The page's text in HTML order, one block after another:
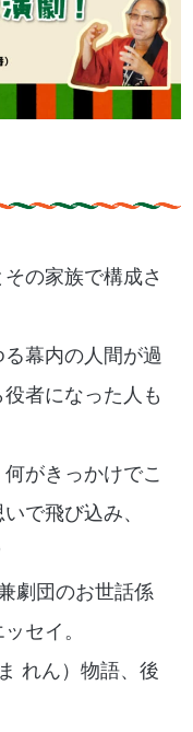
の家族で構成さ
幕内の人間が過
者になった人も
がきっかけでこ
で飛び込み、
劇団のお世話係
セイ。
れん）物語、後